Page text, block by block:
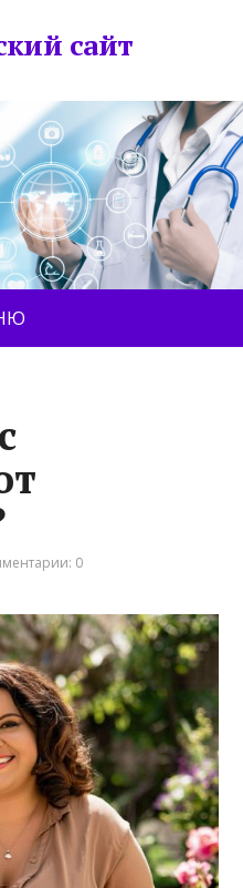
сайт
0